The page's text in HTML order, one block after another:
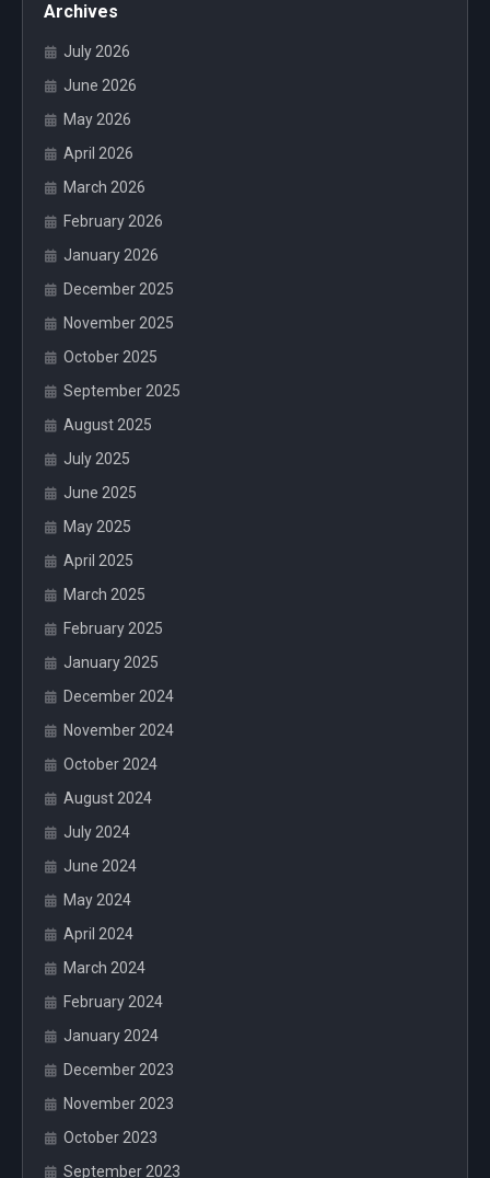
Archives
July 2026
June 2026
May 2026
April 2026
March 2026
February 2026
January 2026
December 2025
November 2025
October 2025
September 2025
August 2025
July 2025
June 2025
May 2025
April 2025
March 2025
February 2025
January 2025
December 2024
November 2024
October 2024
August 2024
July 2024
June 2024
May 2024
April 2024
March 2024
February 2024
January 2024
December 2023
November 2023
October 2023
September 2023